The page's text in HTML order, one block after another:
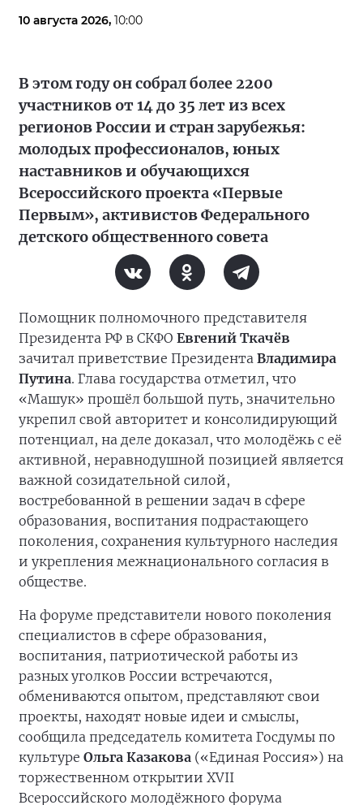
10 августа 2026, 10:00
В этом году он собрал более 2200
участников от 14 до 35 лет из всех
регионов России и стран зарубежья:
молодых профессионалов, юных
наставников и обучающихся
Всероссийского проекта «Первые
Первым», активистов Федерального
детского общественного совета
Помощник полномочного представителя
Президента РФ в СКФО Евгений Ткачёв
зачитал приветствие Президента Владимира
Путина. Глава государства отметил, что
«Машук» прошёл большой путь, значительно
укрепил свой авторитет и консолидирующий
потенциал, на деле доказал, что молодёжь с её
активной, неравнодушной позицией является
важной созидательной силой,
востребованной в решении задач в сфере
образования, воспитания подрастающего
поколения, сохранения культурного наследия
и укрепления межнационального согласия в
обществе.
На форуме представители нового поколения
специалистов в сфере образования,
воспитания, патриотической работы из
разных уголков России встречаются,
обмениваются опытом, представляют свои
проекты, находят новые идеи и смыслы,
сообщила председатель комитета Госдумы по
культуре Ольга Казакова («Единая Россия») на
торжественном открытии XVII
Всероссийского молодёжного форума